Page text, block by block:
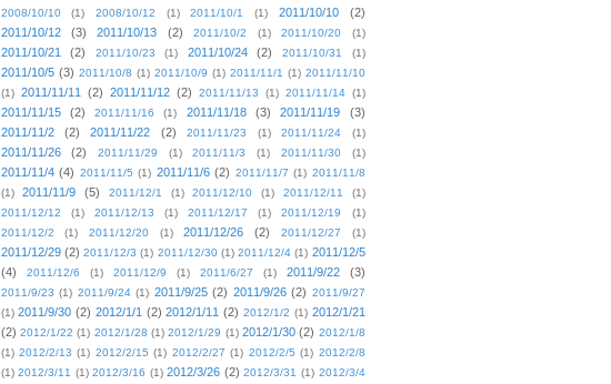
2008/10/10
(1) 2008/10/12 (1) 2011/10/1 (1) 2011/10/10
(2)
2011/10/12
(3) 2011/10/13 (2) 2011/10/2 (1) 2011/10/20 (1)
2011/10/21 (2) 2011/10/23 (1) 2011/10/24 (2) 2011/10/31 (1)
2011/10/5 (3) 2011/10/8 (1) 2011/10/9 (1) 2011/11/1 (1) 2011/11/10
(1) 2011/11/11 (2) 2011/11/12 (2) 2011/11/13 (1) 2011/11/14 (1)
2011/11/15 (2) 2011/11/16 (1) 2011/11/18 (3) 2011/11/19
(3)
2011/11/2
(2) 2011/11/22 (2) 2011/11/23 (1) 2011/11/24 (1)
2011/11/26 (2) 2011/11/29 (1) 2011/11/3 (1) 2011/11/30 (1)
2011/11/4 (4) 2011/11/5 (1) 2011/11/6 (2) 2011/11/7 (1) 2011/11/8
(1)
2011/11/9 (5) 2011/12/1 (1) 2011/12/10 (1) 2011/12/11
(1)
2011/12/12
(1) 2011/12/13 (1) 2011/12/17 (1) 2011/12/19
(1)
2011/12/2
(1) 2011/12/20 (1) 2011/12/26 (2) 2011/12/27 (1)
2011/12/29 (2) 2011/12/3 (1) 2011/12/30 (1) 2011/12/4 (1) 2011/12/5
(4)
2011/12/6 (1) 2011/12/9 (1) 2011/6/27 (1) 2011/9/22 (3)
2011/9/23 (1) 2011/9/24 (1) 2011/9/25 (2) 2011/9/26 (2) 2011/9/27
(1) 2011/9/30 (2) 2012/1/1 (2) 2012/1/11 (2) 2012/1/2 (1) 2012/1/21
(2) 2012/1/22 (1) 2012/1/28 (1) 2012/1/29 (1) 2012/1/30 (2) 2012/1/8
(1) 2012/2/13 (1) 2012/2/15 (1) 2012/2/27 (1) 2012/2/5 (1) 2012/2/8
(1) 2012/3/11 (1) 2012/3/16 (1) 2012/3/26 (2) 2012/3/31 (1) 2012/3/4